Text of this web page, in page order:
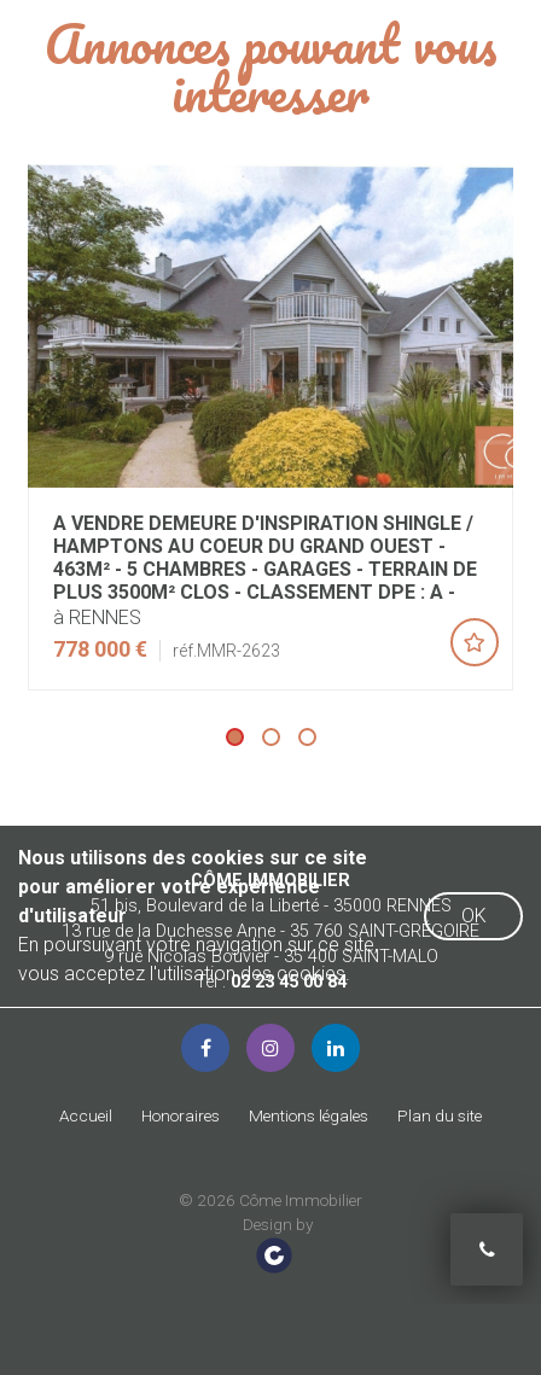
Annonces pouvant vous
intéresser
A VENDRE DEMEURE D'INSPIRATION SHINGLE /
HAMPTONS AU COEUR DU GRAND OUEST -
463M² - 5 CHAMBRES - GARAGES - TERRAIN DE
PLUS 3500M² CLOS - CLASSEMENT DPE : A -
à RENNES
778 000 € réf.MMR-2623
Nous utilisons des cookies sur ce site
pour améliorer votre expérience
d'utilisateur
En poursuivant votre navigation sur ce site,
vous acceptez l'utilisation des cookies.
OK
CÔME IMMOBILIER
51 bis, Boulevard de la Liberté - 35000 RENNES
13 rue de la Duchesse Anne - 35 760 SAINT-GRÉGOIRE
9 rue Nicolas Bouvier - 35 400 SAINT-MALO
Tél :02 23 45 00 84
Accueil Honoraires Mentions légales Plan du site
© 2026 Côme Immobilier
Design by